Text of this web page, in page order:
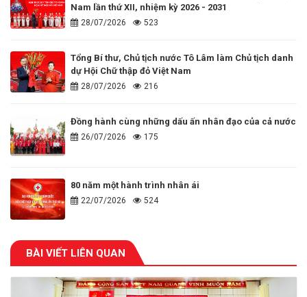
Nam lần thứ XII, nhiệm kỳ 2026 - 2031
28/07/2026 523
Tổng Bí thư, Chủ tịch nước Tô Lâm làm Chủ tịch danh
dự Hội Chữ thập đỏ Việt Nam
28/07/2026 216
Đồng hành cùng những dấu ấn nhân đạo của cả nước
26/07/2026 175
80 năm một hành trình nhân ái
22/07/2026 524
BÀI VIẾT LIÊN QUAN